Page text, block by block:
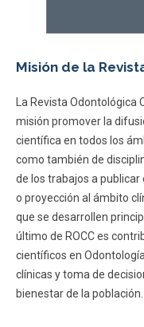
Misión de la
La Revista Odontológica
misión promover la
científica en todos los
como también de
de los trabajos a
o proyección al ámbito
que se desarrollen
último de ROCC es
científicos en
clínicas y toma de
bienestar de la población.